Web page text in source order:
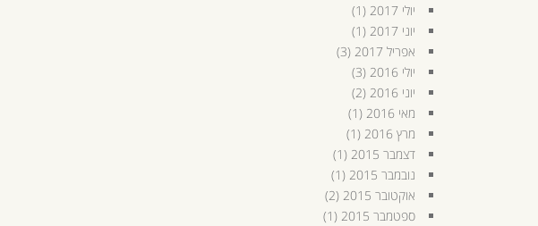
יולי 2017
(1)
יוני 2017
(1)
אפריל 2017
(3)
יולי 2016
(3)
יוני 2016
(2)
מאי 2016
(1)
מרץ 2016
(1)
דצמבר 2015
(1)
נובמבר 2015
(1)
אוקטובר 2015
(2)
ספטמבר 2015
(1)